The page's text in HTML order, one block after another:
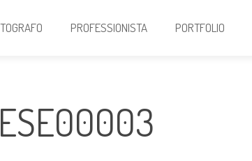
PROFESSIONISTA PORTFOLIO